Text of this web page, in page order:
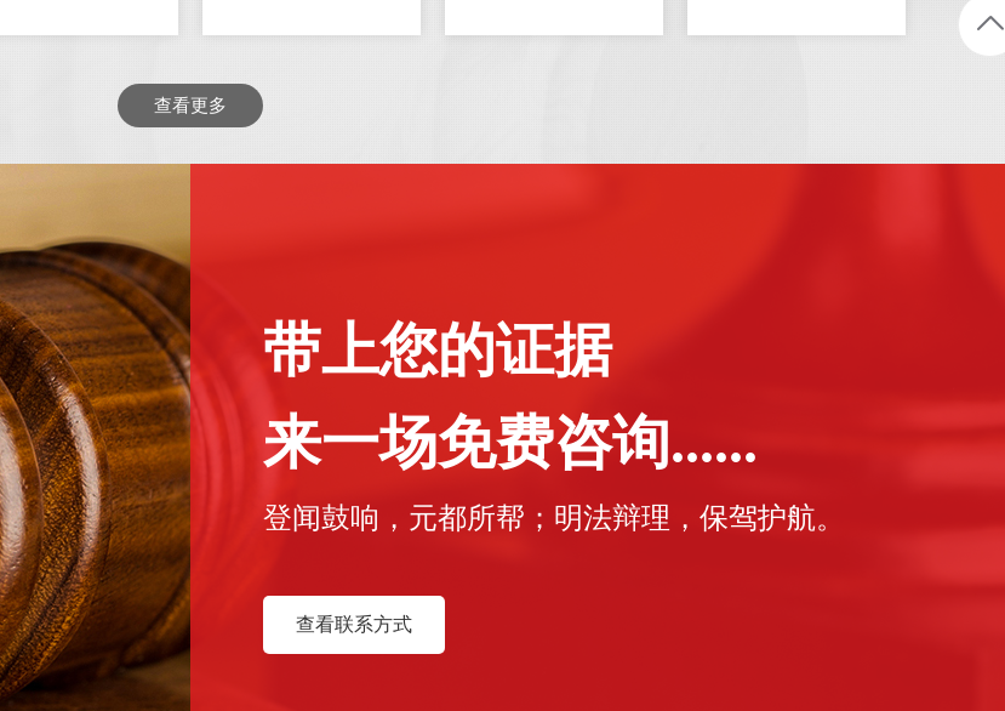
查看更多
带上您的证据
来一场免费咨询......
登闻鼓响，元都所帮；明法辩理，保驾护航。
查看联系方式